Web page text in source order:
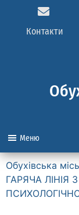
Контакти
Меню
Обухівська
ГАРЯЧА ЛІНІЯ